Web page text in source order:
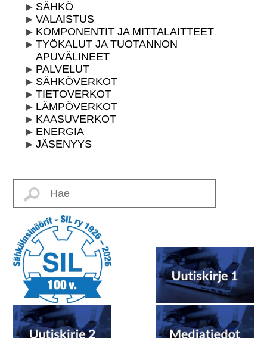
SÄHKÖ
VALAISTUS
KOMPONENTIT JA MITTALAITTEET
TYÖKALUT JA TUOTANNON
APUVÄLINEET
PALVELUT
SÄHKÖVERKOT
TIETOVERKOT
LÄMPÖVERKOT
KAASUVERKOT
ENERGIA
JÄSENYYS